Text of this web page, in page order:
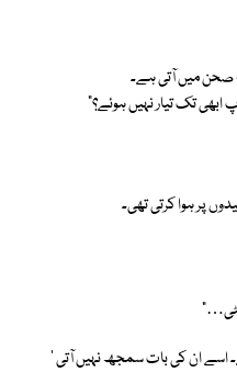
صحن میں آتی ہے۔
تک تیار نہیں ہوئے؟”
پر ہوا کرتی تھی۔
اسے ان کی بات سمجھ نہیں آتی ‘